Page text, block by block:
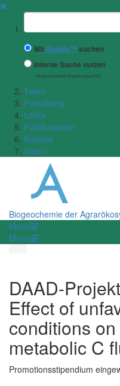
✖
Suchbegriff
MitGoogle™ suchen
Interne Suche nutzen
(eingeschränkte Ergebnisqualität)
Team
Forschung
Lehre
Publikationen
Kontakt
Intern
Biogeochemie der
Menü
Menü
DAAD-
Effect of
conditions
metabolic C
Promotionsstipendium